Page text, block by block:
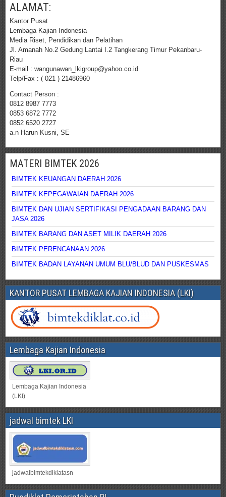
ALAMAT:
Kantor Pusat
Lembaga Kajian Indonesia
Media Riset, Pendidikan dan Pelatihan
Jl. Amanah No.2 Gedung Lantai I.2 Tangkerang Timur Pekanbaru-
Riau
E-mail : wangunawan_lkigroup@yahoo.co.id
Telp/Fax : ( 021 ) 21486960
Contact Person :
0812 8987 7773
0853 6872 7772
0852 6520 2727
a.n Harun Kusni, SE
MATERI BIMTEK 2026
BIMTEK KEUANGAN DAERAH 2026
BIMTEK KEPEGAWAIAN DAERAH 2026
BIMTEK DAN UJIAN SERTIFIKASI PENGADAAN BARANG DAN
JASA 2026
BIMTEK BARANG DAN ASET MILIK DAERAH 2026
BIMTEK PERENCANAAN 2026
BIMTEK BADAN LAYANAN UMUM BLU/BLUD DAN PUSKESMAS
KANTOR PUSAT LEMBAGA KAJIAN INDONESIA (LKI)
Lembaga Kajian Indonesia
Lembaga Kajian Indonesia
(LKI)
jadwal bimtek LKI
jadwalbimtekdiklatasn